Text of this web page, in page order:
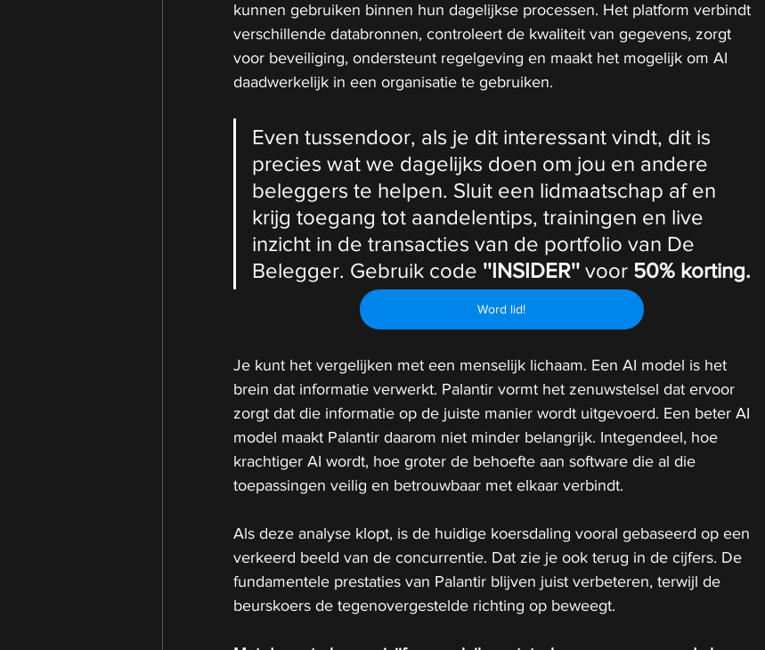
kunnen gebruiken binnen hun dagelijkse processen. Het platform verbindt
verschillende databronnen, controleert de kwaliteit van gegevens, zorgt
voor beveiliging, ondersteunt regelgeving en maakt het mogelijk om AI
daadwerkelijk in een organisatie te gebruiken.
Even tussendoor, als je dit interessant vindt, dit is
precies wat we dagelijks doen om jou en andere
beleggers te helpen. Sluit een lidmaatschap af en
krijg toegang tot aandelentips, trainingen en live
inzicht in de transacties van de portfolio van De
Belegger. Gebruik code ''INSIDER'' voor 50% korting.
Word lid!
Je kunt het vergelijken met een menselijk lichaam. Een AI model is het
brein dat informatie verwerkt. Palantir vormt het zenuwstelsel dat ervoor
zorgt dat die informatie op de juiste manier wordt uitgevoerd. Een beter AI
model maakt Palantir daarom niet minder belangrijk. Integendeel, hoe
krachtiger AI wordt, hoe groter de behoefte aan software die al die
toepassingen veilig en betrouwbaar met elkaar verbindt.
Als deze analyse klopt, is de huidige koersdaling vooral gebaseerd op een
verkeerd beeld van de concurrentie. Dat zie je ook terug in de cijfers. De
fundamentele prestaties van Palantir blijven juist verbeteren, terwijl de
beurskoers de tegenovergestelde richting op beweegt.